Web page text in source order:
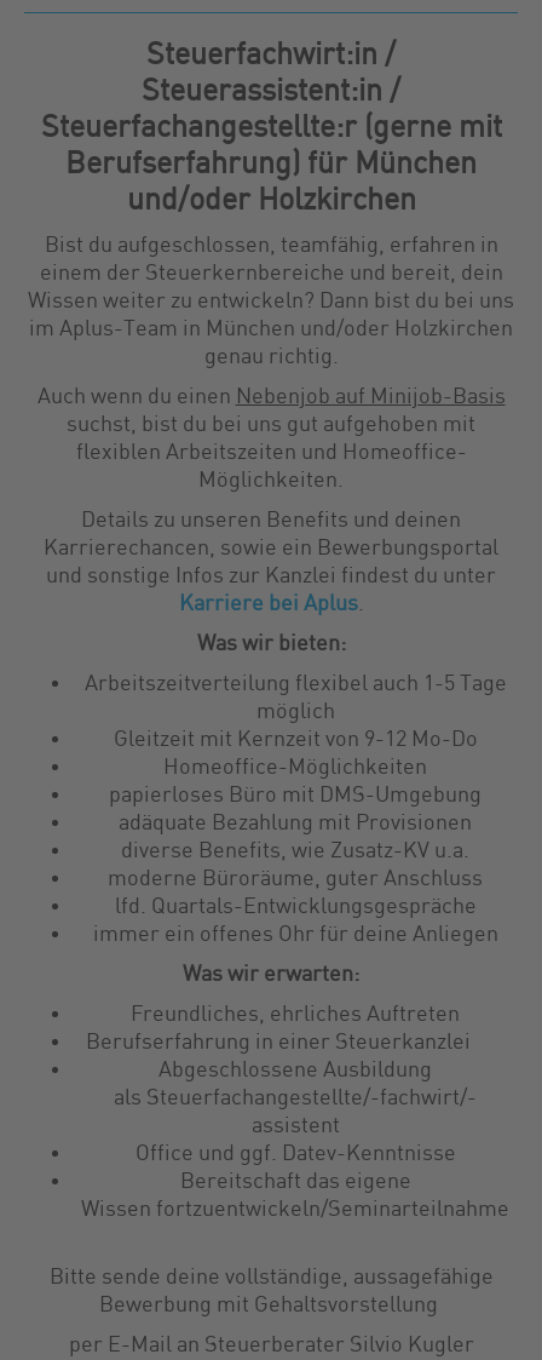
Steuerfachwirt:in /
Steuerassistent:in /
Steuerfachangestellte:r (gerne mit
Berufserfahrung) für München
und/oder Holzkirchen
Bist du aufgeschlossen, teamfähig, erfahren in
einem der Steuerkernbereiche und bereit, dein
Wissen weiter zu entwickeln? Dann bist du bei uns
im Aplus-Team in München und/oder Holzkirchen
genau richtig.
Auch wenn du einen Nebenjob auf Minijob-Basis
suchst, bist du bei uns gut aufgehoben mit
flexiblen Arbeitszeiten und Homeoffice-
Möglichkeiten.
Details zu unseren Benefits und deinen
Karrierechancen, sowie ein Bewerbungsportal
und sonstige Infos zur Kanzlei findest du unter
Karriere bei Aplus.
Was wir bieten:
Arbeitszeitverteilung flexibel auch 1-5 Tage
möglich
Gleitzeit mit Kernzeit von 9-12 Mo-Do
Homeoffice-Möglichkeiten
papierloses Büro mit DMS-Umgebung
adäquate Bezahlung mit Provisionen
diverse Benefits, wie Zusatz-KV u.a.
moderne Büroräume, guter Anschluss
lfd. Quartals-Entwicklungsgespräche
immer ein offenes Ohr für deine Anliegen
Was wir erwarten:
Freundliches, ehrliches Auftreten
Berufserfahrung in einer Steuerkanzlei
Abgeschlossene Ausbildung
als Steuerfachangestellte/-fachwirt/-
assistent
Office und ggf. Datev-Kenntnisse
Bereitschaft das eigene
Wissen fortzuentwickeln/Seminarteilnahme
Bitte sende deine vollständige, aussagefähige
Bewerbung mit Gehaltsvorstellung
per E-Mail an Steuerberater Silvio Kugler